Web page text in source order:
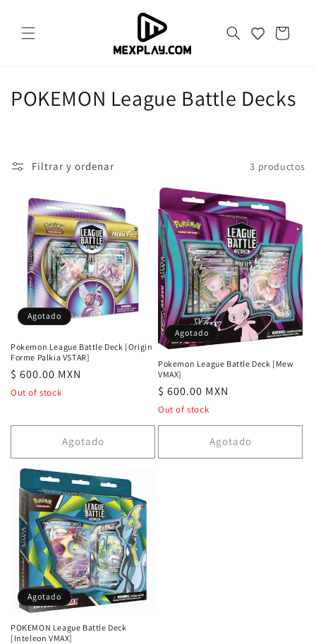
al contenido
Carrito
C
e
n
:
POKEMON League Battle Decks
Filtrar y ordenar 3 productos
Agotado
Pokemon League Battle Deck [Origin
Forme Palkia VSTAR]
Precio
habitual
$ 600.00 MXN
Out of stock
Agotado
Agotado
Pokemon League Battle Deck [Mew
VMAX]
Precio
habitual
$ 600.00 MXN
Out of stock
Agotado
Agotado
POKEMON League Battle Deck
[Inteleon VMAX]